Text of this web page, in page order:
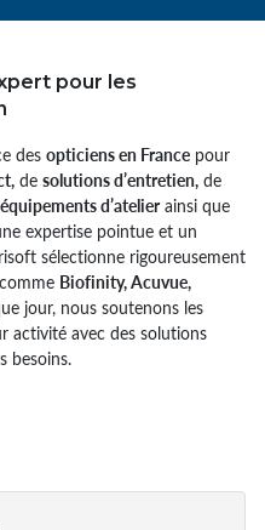
pour les
des opticiens en France pour
de solutions d’entretien, de
équipements d’atelierainsi que
expertise pointue et un
sélectionne rigoureusement
Biofinity, Acuvue,
jour, nous soutenons les
activité avec des solutions
besoins.